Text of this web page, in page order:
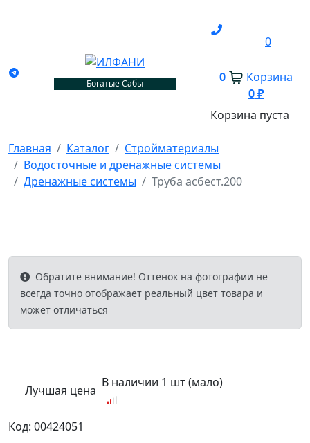
Богатые Сабы
0
0
Корзина
0₽
Корзина пуста
Главная Каталог
Стройматериалы
Водосточные и дренажные системы
Дренажные системы
Труба асбест.200
Обратите внимание! Оттенок на фотографии не
всегда точно отображает реальный цвет товара и
может отличаться
Лучшая цена
В наличии 1 шт (мало)
Код: 00424051